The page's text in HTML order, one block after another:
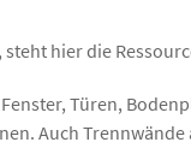
hier die
Türen,
Auch